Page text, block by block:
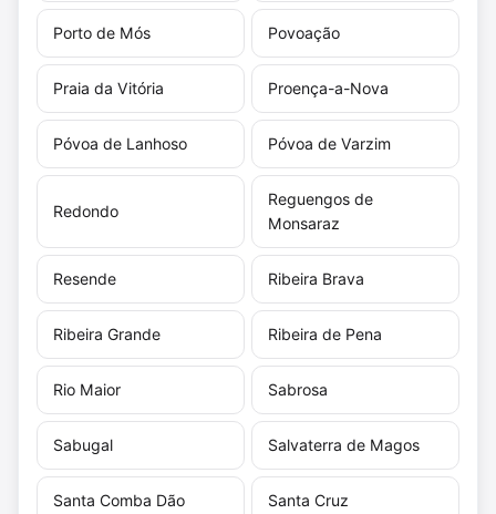
Porto de Mós Povoação
Praia da Vitória Proença-a-Nova
Póvoa de Lanhoso Póvoa de Varzim
Redondo
Reguengos de
Monsaraz
Resende Ribeira Brava
Ribeira Grande Ribeira de Pena
Rio Maior Sabrosa
Sabugal Salvaterra de Magos
Santa Comba Dão Santa Cruz